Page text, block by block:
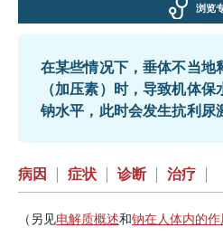
浏览
在某些情况下，垂体不当地
（加压素）时，导致机体保
钠水平，此时会发生抗利尿
病因 | 症状 | 诊断 | 治疗 |
（另见电解质概述和钠在人体内的